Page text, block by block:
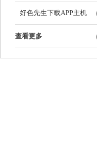
好色先生下载APP主机
查看更多